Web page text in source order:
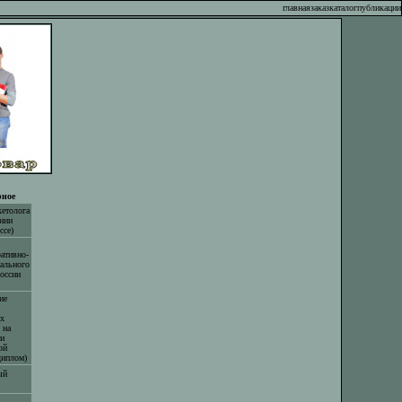
главнаязаказкаталогпубликации
на